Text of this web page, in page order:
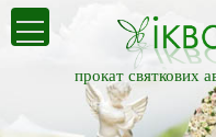
прокат святкових